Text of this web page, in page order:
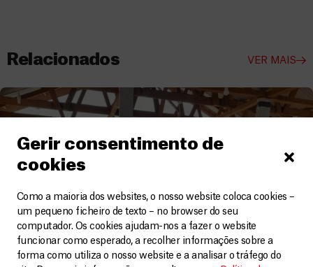
Gerir consentimento de
cookies
Como a maioria dos websites, o nosso website coloca cookies –
um pequeno ficheiro de texto – no browser do seu
computador. Os cookies ajudam-nos a fazer o website
funcionar como esperado, a recolher informações sobre a
forma como utiliza o nosso website e a analisar o tráfego do
Relacionados VER MAIS